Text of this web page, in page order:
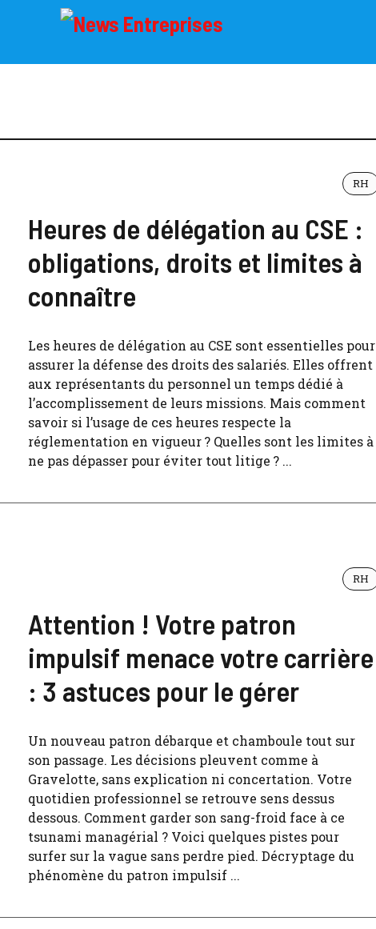
RH
Heures de délégation au CSE :
obligations, droits et limites à
connaître
Les heures de délégation au CSE sont essentielles pour
assurer la défense des droits des salariés. Elles offrent
aux représentants du personnel un temps dédié à
l’accomplissement de leurs missions. Mais comment
savoir si l’usage de ces heures respecte la
réglementation en vigueur ? Quelles sont les limites à
ne pas dépasser pour éviter tout litige ? ...
RH
Attention ! Votre patron
impulsif menace votre carrière
: 3 astuces pour le gérer
Un nouveau patron débarque et chamboule tout sur
son passage. Les décisions pleuvent comme à
Gravelotte, sans explication ni concertation. Votre
quotidien professionnel se retrouve sens dessus
dessous. Comment garder son sang-froid face à ce
tsunami managérial ? Voici quelques pistes pour
surfer sur la vague sans perdre pied. Décryptage du
phénomène du patron impulsif ...